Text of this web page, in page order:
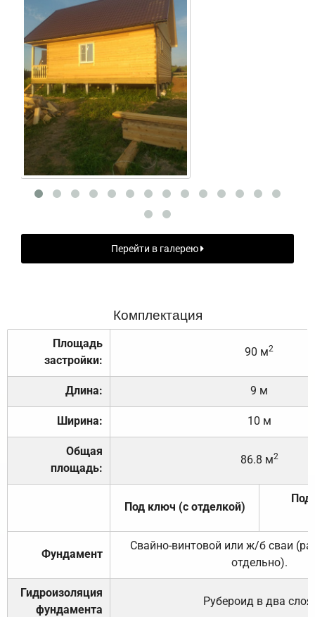
Перейти в галерею
Комплектация
Площадь
застройки:
90 м2
Длина: 9 м
Ширина: 10 м
Общая
площадь:
86.8 м2
Под ключ (с отделкой)
Под
Фундамент
Свайно-винтовой или ж/б сваи
отдельно).
Гидроизоляция
фундамента
Рубероид в два слоя.